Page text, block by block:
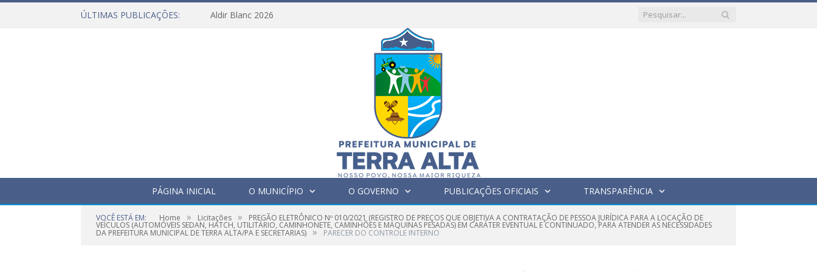
ÚLTIMAS PUBLICAÇÕES: Aldir Blanc 2026
PÁGINA INICIAL O MUNICÍPIO O GOVERNO PUBLICAÇÕES OFICIAIS TRANSPARÊNCIA
VOCÊ ESTÁ EM: Home » Licitações » PREGÃO ELETRÔNICO Nº 010/2021 (REGISTRO DE PREÇOS QUE OBJETIVA A CONTRATAÇÃO DE PESSOA JURÍDICA PARA A LOCAÇÃO DE
VEÍCULOS (AUTOMÓVEIS SEDAN, HATCH, UTILITÁRIO, CAMINHONETE, CAMINHÕES E MÁQUINAS PESADAS) EM CARÁTER EVENTUAL E CONTINUADO, PARA ATENDER AS NECESSIDADES
DA PREFEITURA MUNICIPAL DE TERRA ALTA/PA E SECRETARIAS) » PARECER DO CONTROLE INTERNO